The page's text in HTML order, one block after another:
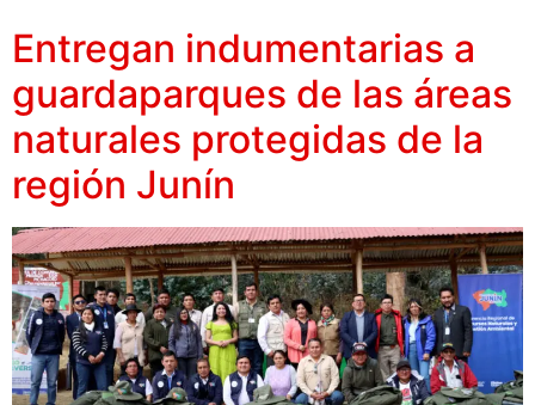
Entregan indumentarias a
guardaparques de las áreas
naturales protegidas de la
región Junín